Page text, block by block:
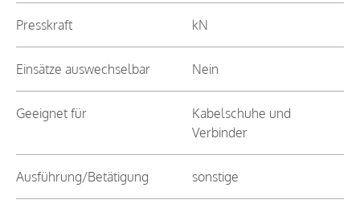
Presskraft kN
Einsätze auswechselbar Nein
Geeignet für
Kabelschuhe und
Verbinder
Ausführung/Betätigung sonstige